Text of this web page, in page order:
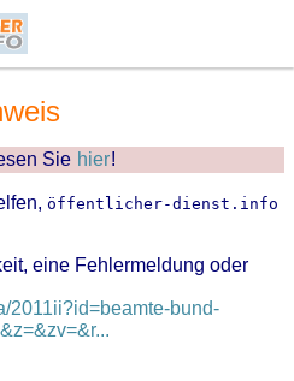
Sie hier!
öffentlicher-dienst.info
eine Fehlermeldung oder
2011ii?id=beamte-bund-